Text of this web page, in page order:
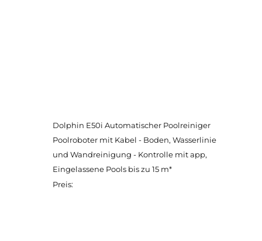
Dolphin E50i Automatischer Poolreiniger
Poolroboter mit Kabel - Boden, Wasserlinie
und Wandreinigung - Kontrolle mit app,
Eingelassene Pools bis zu 15 m*
Preis: